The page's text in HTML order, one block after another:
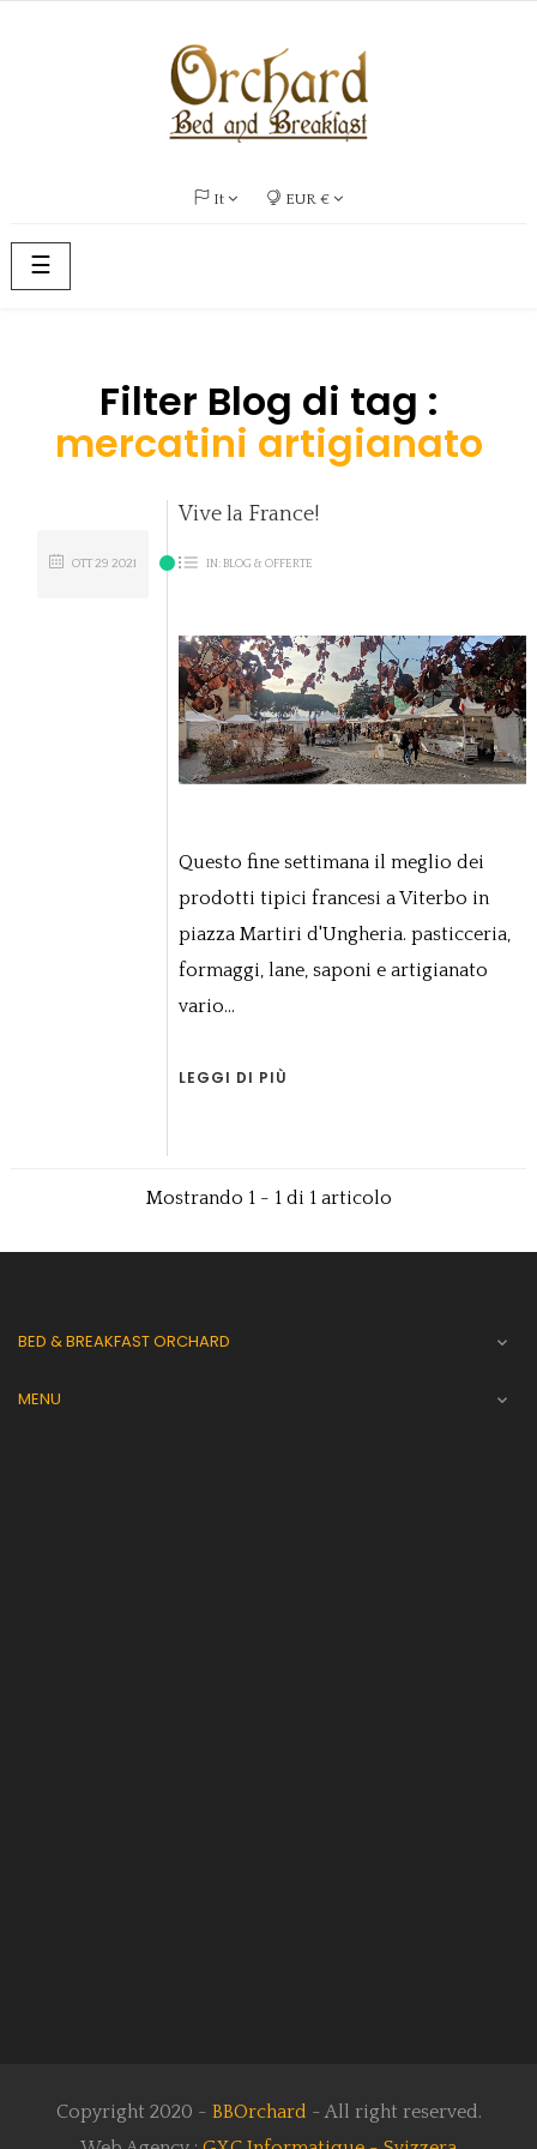
It EUR €
navigazione
Toggle
☰
Filter Blog di tag :
mercatini artigianato
Vive la France!
IN: BLOG & OFFERTE
OTT29 2021
Questo fine settimana il meglio dei
prodotti tipici francesi a Viterbo in
piazza Martiri d'Ungheria. pasticceria,
formaggi, lane, saponi e artigianato
vario...
LEGGI DI PIÙ
Mostrando 1 - 1 di 1 articolo
BED & BREAKFAST ORCHARD 
MENU 
Copyright 2020 - BBOrchard - All right reserved.